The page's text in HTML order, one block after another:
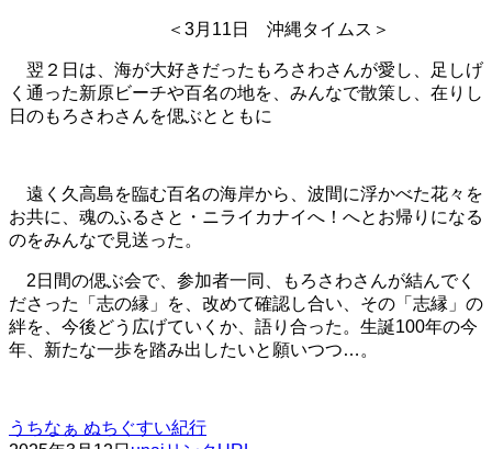
＜3月11日 沖縄タイムス＞
翌２日は、海が大好きだったもろさわさんが愛し、足しげ
く通った新原ビーチや百名の地を、みんなで散策し、在りし
日のもろさわさんを偲ぶとともに
遠く久高島を臨む百名の海岸から、波間に浮かべた花々を
お共に、魂のふるさと・ニライカナイへ！へとお帰りになる
のをみんなで見送った。
2日間の偲ぶ会で、参加者一同、もろさわさんが結んでく
ださった「志の縁」を、改めて確認し合い、その「志縁」の
絆を、今後どう広げていくか、語り合った。生誕100年の今
年、新たな一歩を踏み出したいと願いつつ…。
うちなぁ ぬちぐすい紀行